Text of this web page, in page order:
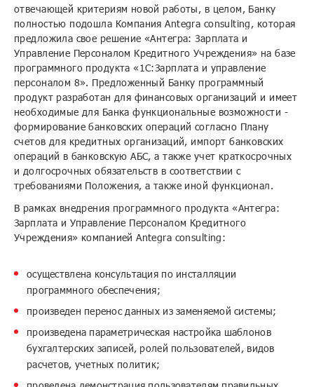
отвечающей критериям новой работы, в целом, Банку
полностью подошла Компания Antegra consulting, которая
предложила свое решение «Антегра: Зарплата и
Управление Персоналом Кредитного Учреждения» на базе
программного продукта «1С:Зарплата и управление
персоналом 8». Предложенный Банку программный
продукт разработан для финансовых организаций и имеет
необходимые для Банка функциональные возможности -
формирование банковских операций согласно Плану
счетов для кредитных организаций, импорт банковских
операций в банковскую АБС, а также учет краткосрочных
и долгосрочных обязательств в соответствии с
требованиями Положения, а также иной функционал.
В рамках внедрения программного продукта «Антегра:
Зарплата и Управление Персоналом Кредитного
Учреждения» компанией Antegra consulting:
осуществлена консультация по инсталляции
программного обеспечения;
произведен перенос данных из заменяемой системы;
произведена параметрическая настройка шаблонов
бухгалтерских записей, ролей пользователей, видов
расчетов, учетных политик;